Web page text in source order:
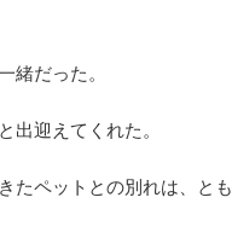
緒だった。
出迎えてくれた。
たペットとの別れは、と